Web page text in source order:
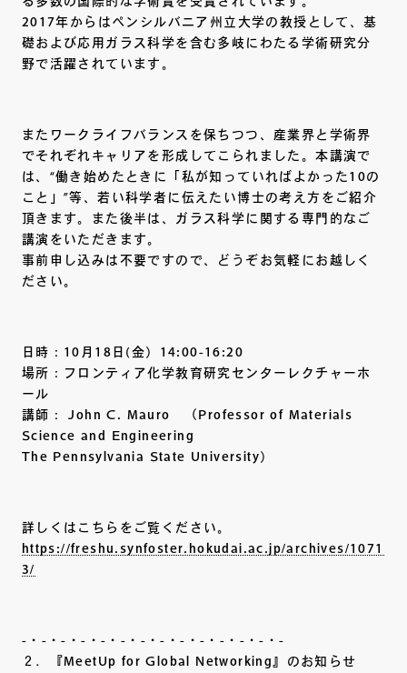
2017年からはペンシルバニア州立大学の教授として、基
礎および応用ガラス科学を含む多岐にわたる学術研究分
野で活躍されています。
またワークライフバランスを保ちつつ、産業界と学術界
でそれぞれキャリアを形成してこられました。本講演で
は、“働き始めたときに「私が知っていればよかった10の
こと」”等、若い科学者に伝えたい博士の考え方をご紹介
頂きます。また後半は、ガラス科学に関する専門的なご
講演をいただきます。
事前申し込みは不要ですので、どうぞお気軽にお越しく
ださい。
日時：10月18日(金）14:00-16:20
場所：フロンティア化学教育研究センターレクチャーホ
ール
講師： John C. Mauro （Professor of Materials
Science and Engineering
The Pennsylvania State University）
詳しくはこちらをご覧ください。
https://freshu.synfoster.hokudai.ac.jp/archives/1071
3/
-・-・-・-・-・-・-・-・-・-・-・-・-・-
２．『MeetUp for Global Networking』のお知らせ